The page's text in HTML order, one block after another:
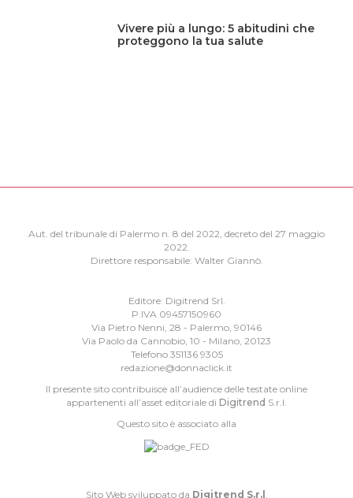
Vivere più a lungo: 5 abitudini che
proteggono la tua salute
Aut. del tribunale di Palermo n. 8 del 2022, decreto del 27 maggio
2022.
Direttore responsabile: Walter Giannò.
Editore: Digitrend Srl.
P.IVA 09457150960
Via Pietro Nenni, 28 - Palermo, 90146
Via Paolo da Cannobio, 10 - Milano, 20123
Telefono 351136 9305
redazione@donnaclick.it
Il presente sito contribuisce all’audience delle testate online
appartenenti all’asset editoriale di Digitrend S.r.l.
Questo sito è associato alla
Sito Web sviluppato da Digitrend S.r.l